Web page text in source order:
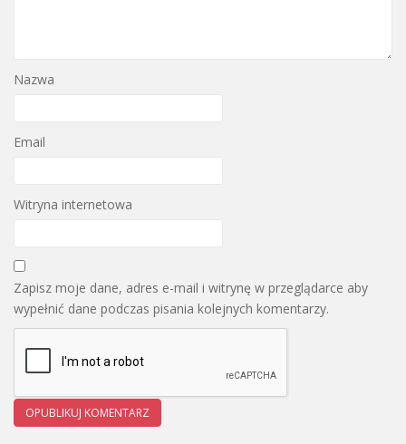
Nazwa
Email
Witryna internetowa
Zapisz moje dane, adres e-mail i witrynę w przeglądarce aby
wypełnić dane podczas pisania kolejnych komentarzy.